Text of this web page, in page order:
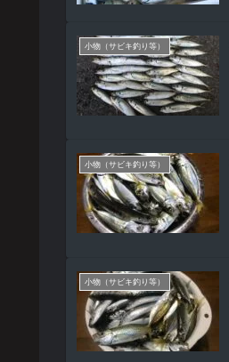
小物（サビキ釣り等）
小物（サビキ釣り等）
小物（サビキ釣り等）